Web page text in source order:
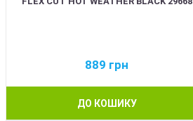
889 грн
ДО КОШИКУ